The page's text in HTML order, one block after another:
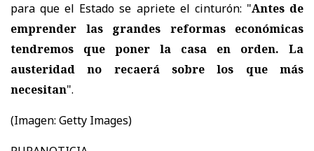
para que el Estado se apriete el cinturón: "Antes de
emprender las grandes reformas económicas
tendremos que poner la casa en orden. La
austeridad no recaerá sobre los que más
necesitan".
(Imagen: Getty Images)